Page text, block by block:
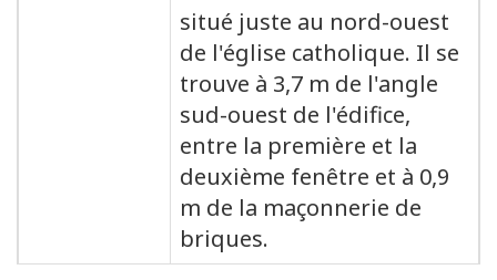
situé juste au nord-ouest
de l'église catholique. Il se
trouve à 3,7 m de l'angle
sud-ouest de l'édifice,
entre la première et la
deuxième fenêtre et à 0,9
m de la maçonnerie de
briques.